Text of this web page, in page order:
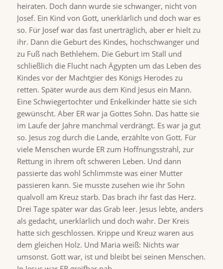
heiraten. Doch dann wurde sie schwanger, nicht von
Josef. Ein Kind von Gott, unerklärlich und doch war es
so. Für Josef war das fast unerträglich, aber er hielt zu
ihr. Dann die Geburt des Kindes, hochschwanger und
zu Fuß nach Bethlehem. Die Geburt im Stall und
schließlich die Flucht nach Ägypten um das Leben des
Kindes vor der Machtgier des Königs Herodes zu
retten. Später wurde aus dem Kind Jesus ein Mann.
Eine Schwiegertochter und Enkelkinder hätte sie sich
gewünscht. Aber ER war ja Gottes Sohn. Das hatte sie
im Laufe der Jahre manchmal verdrängt. Es war ja gut
so. Jesus zog durch die Lande, erzählte von Gott. Für
viele Menschen wurde ER zum Hoffnungsstrahl, zur
Rettung in ihrem oft schweren Leben. Und dann
passierte das wohl Schlimmste was einer Mutter
passieren kann. Sie musste zusehen wie ihr Sohn
qualvoll am Kreuz starb. Das brach ihr fast das Herz.
Drei Tage später war das Grab leer. Jesus lebte, anders
als gedacht, unerklärlich und doch wahr. Der Kreis
hatte sich geschlossen. Krippe und Kreuz waren aus
dem gleichen Holz. Und Maria weiß: Nichts war
umsonst. Gott war, ist und bleibt bei seinen Menschen.